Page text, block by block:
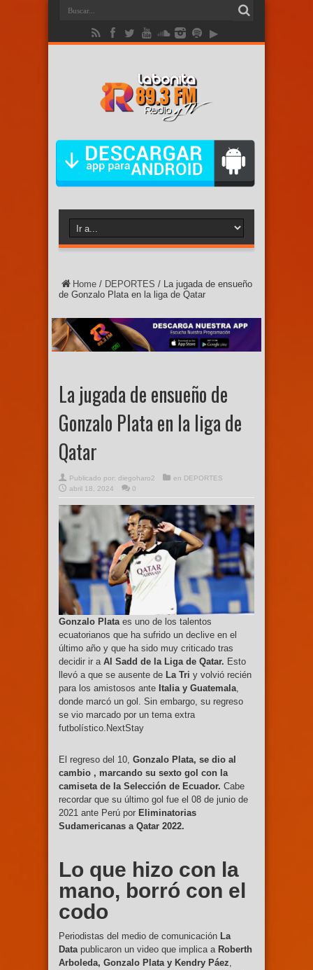
Home / DEPORTES / La jugada de ensueño
de Gonzalo Plata en la liga de Qatar
La jugada de ensueño de
Gonzalo Plata en la liga de
Qatar
Publicado por: diegoharo2 en DEPORTES
abril 18, 2024
0
Gonzalo Plata es uno de los talentos
ecuatorianos que ha sufrido un declive en el
último año y que ha sido muy criticado tras
decidir ir a Al Sadd de la Liga de Qatar. Esto
llevó a que se ausente de La Tri y volvió recién
para los amistosos ante Italia y Guatemala,
donde marcó un gol. Sin embargo, su regreso
se vio marcado por un tema extra
futbolístico.NextStay
El regreso del 10, Gonzalo Plata, se dio al
cambio , marcando su sexto gol con la
camiseta de la Selección de Ecuador. Cabe
recordar que su último gol fue el 08 de junio de
2021 ante Perú por Eliminatorias
Sudamericanas a Qatar 2022.
Lo que hizo con la
mano, borró con el
codo
Periodistas del medio de comunicación La
Data publicaron un video que implica a Roberth
Arboleda, Gonzalo Plata y Kendry Páez,